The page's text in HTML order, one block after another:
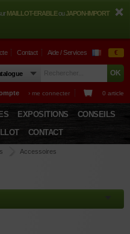
MAILLOT-ERABLEouJAPON-IMPORT
Contact Aide / Services €
› me connecter 0 article
EXPOSITIONS
CONSEILS
CONTACT
Accessoires